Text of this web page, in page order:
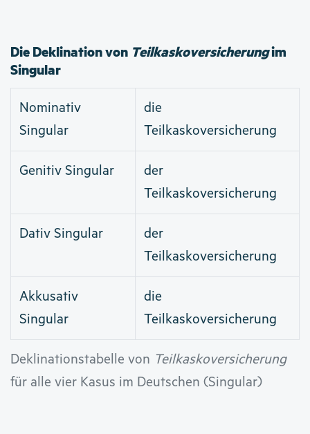
Die Deklination von Teilkaskoversicherungim
Singular
Deklinationstabelle von Teilkaskoversicherung
für alle vier Kasus im Deutschen (Singular)
Nominativ
Singular
die
Teilkaskoversicherung
Genitiv Singular
der
Teilkaskoversicherung
Dativ Singular
der
Teilkaskoversicherung
Akkusativ
Singular
die
Teilkaskoversicherung